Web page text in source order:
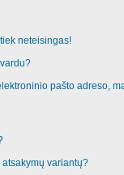
neteisingas!
pašto adreso,
variantų?